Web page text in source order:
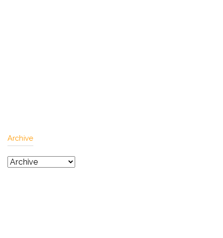
Archive